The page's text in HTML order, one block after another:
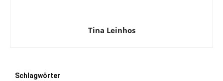
Tina Leinhos
Schlagwörter